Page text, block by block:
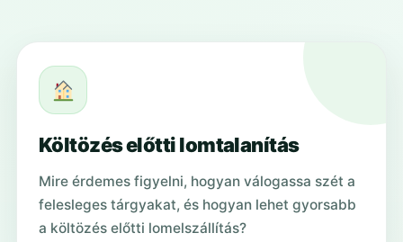
Költözés előtti lomtalanítás
Mire érdemes figyelni, hogyan válogassa szét a
felesleges tárgyakat, és hogyan lehet gyorsabb
a költözés előtti lomelszállítás?